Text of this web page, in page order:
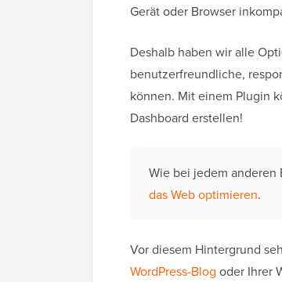
Gerät oder Browser
Deshalb haben wir alle
benutzerfreundliche,
können. Mit einem Plugin
Dashboard erstellen!
Wie bei jedem anderen
das Web optimieren.
Vor diesem Hintergrund
WordPress-Blog oder Ihrer